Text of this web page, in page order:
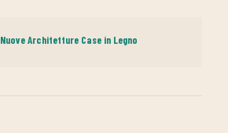
Nuove Architetture Case in Legno